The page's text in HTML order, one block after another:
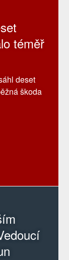
téměř
deset
škoda